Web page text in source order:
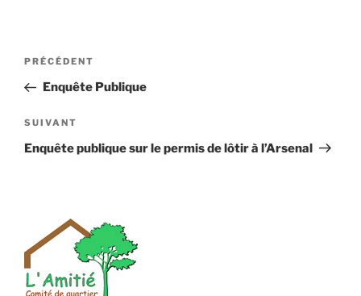
Navigation
l’article
Article
précédent
PRÉCÉDENT
Enquête Publique
Article
suivant
SUIVANT
Enquête publique sur le permis de lôtir à l’Arsenal